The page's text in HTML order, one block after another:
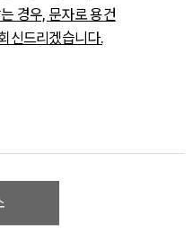
경우, 문자로 용건
신드리겠습니다.